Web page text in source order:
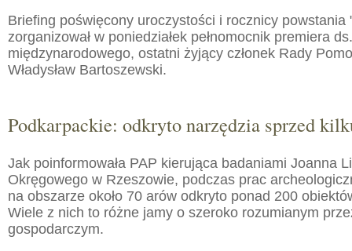
Briefing poświęcony uroczystości i rocznicy powstania
zorganizował w poniedziałek pełnomocnik premiera
międzynarodowego, ostatni żyjący członek Rady
Władysław Bartoszewski.
Podkarpackie: odkryto narzędzia sprzed
Jak poinformowała PAP kierująca badaniami Joanna
Okręgowego w Rzeszowie, podczas prac
na obszarze około 70 arów odkryto ponad 200
Wiele z nich to różne jamy o szeroko rozumianym
gospodarczym.